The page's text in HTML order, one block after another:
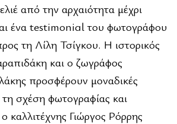
από την αρχαιότητα μέχρι
ένα testimonial του φωτογράφου
τη Λίλη Τσίγκου. Η ιστορικός
και ο ζωγράφος
προσφέρουν μοναδικές
τη σχέση φωτογραφίας και
καλλιτέχνης Γιώργος Ρόρρης